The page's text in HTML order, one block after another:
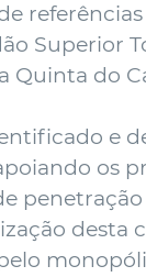
Quinta do
e